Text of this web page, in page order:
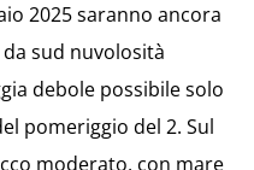
2025 saranno ancora
sud nuvolosità
debole possibile solo
pomeriggio del 2. Sul
moderato, con mare